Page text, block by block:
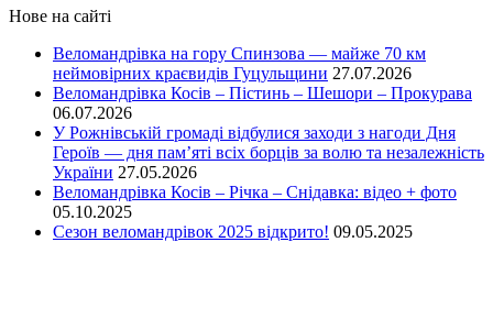
Нове на сайті
Веломандрівка на гору Спинзова — майже 70 км
неймовірних краєвидів Гуцульщини 27.07.2026
Веломандрівка Косів – Пістинь – Шешори – Прокурава
06.07.2026
У Рожнівській громаді відбулися заходи з нагоди Дня
Героїв — дня пам’яті всіх борців за волю та незалежність
України 27.05.2026
Веломандрівка Косів – Річка – Снідавка: відео + фото
05.10.2025
Сезон веломандрівок 2025 відкрито! 09.05.2025